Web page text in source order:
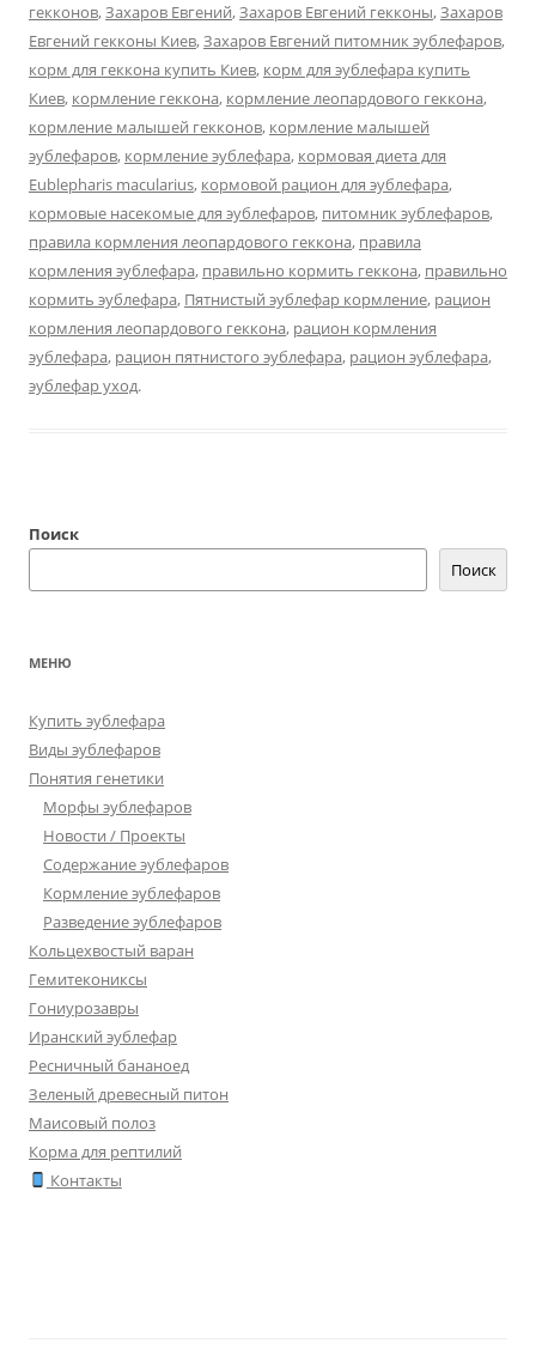
гекконов,Захаров Евгений,Захаров Евгений гекконы,Захаров
Евгений гекконы Киев,Захаров Евгений питомник эублефаров,
корм для геккона купить Киев, корм для эублефара купить
Киев, кормление геккона, кормление леопардового геккона,
кормление малышей гекконов, кормление малышей
эублефаров, кормление эублефара, кормовая диета для
Eublepharis macularius, кормовой рацион для эублефара,
кормовые насекомые для эублефаров, питомник эублефаров,
правила кормления леопардового геккона, правила
кормления эублефара, правильно кормить геккона, правильно
кормить эублефара, Пятнистый эублефар кормление, рацион
кормления леопардового геккона, рацион кормления
эублефара, рацион пятнистого эублефара, рацион эублефара,
эублефар уход.
Поиск
Поиск
МЕНЮ
Купить эублефара
Виды эублефаров
Понятия генетики
Морфы эублефаров
Новости / Проекты
Содержание эублефаров
Кормление эублефаров
Разведение эублефаров
Кольцехвостый варан
Гемитекониксы
Гониурозавры
Иранский эублефар
Ресничный бананоед
Зеленый древесный питон
Маисовый полоз
Корма для рептилий
Контакты